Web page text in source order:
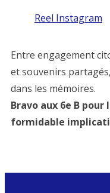
Reel Instagram
Entre engagement
et souvenirs
dans les mémoires.
Bravo aux 6e B
formidable